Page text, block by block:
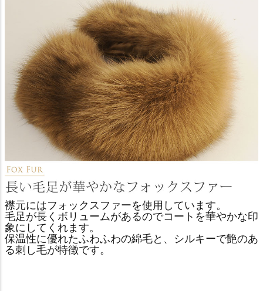
襟元にはフォックスファーを使用しています。
毛足が長くボリュームがあるのでコートを華やかな印
象にしてくれます。
保温性に優れたふわふわの綿毛と、シルキーで艶のあ
る刺し毛が特徴です。